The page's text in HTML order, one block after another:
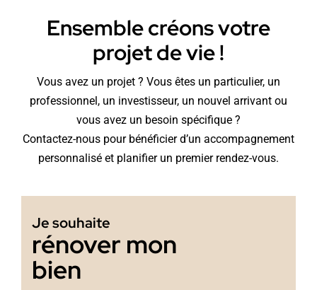
Ensemble créons votre
projet de vie !
Vous avez un projet ? Vous êtes un particulier, un
professionnel, un investisseur, un nouvel arrivant ou
vous avez un besoin spécifique ?
Contactez-nous pour bénéficier d’un accompagnement
personnalisé et planifier un premier rendez-vous.
Je souhaite
rénover mon
bien